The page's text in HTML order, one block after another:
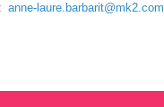
:anne-laure.barbarit@mk2.com